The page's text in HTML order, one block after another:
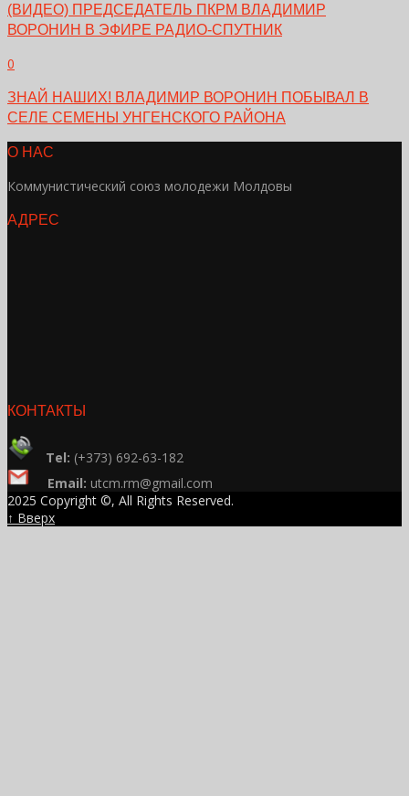
(ВИДЕО) ПРЕДСЕДАТЕЛЬ ПКРМ ВЛАДИМИР
ВОРОНИН В ЭФИРЕ РАДИО-СПУТНИК
0
ЗНАЙ НАШИХ! ВЛАДИМИР ВОРОНИН ПОБЫВАЛ В
СЕЛЕ СЕМЕНЫ УНГЕНСКОГО РАЙОНА
О НАС
Коммунистический союз молодежи Молдовы
АДРЕС
КОНТАКТЫ
Tel: (+373) 692-63-182
Email: utcm.rm@gmail.com
2025 Copyright ©, All Rights Reserved.
↑ Вверх